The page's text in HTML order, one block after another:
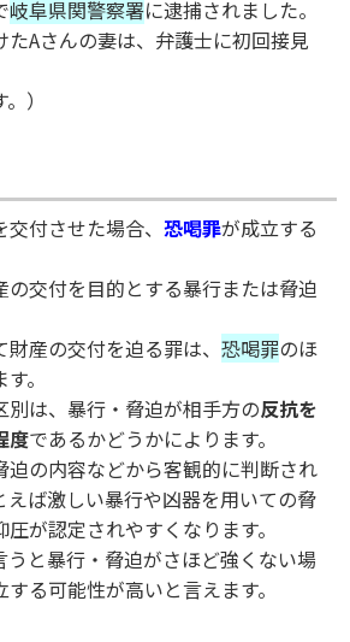
岐阜県関警察署に逮捕されました。
Aさんの妻は、弁護士に初回接見
）
交付させた場合、恐喝罪が成立する
の交付を目的とする暴行または脅迫
財産の交付を迫る罪は、恐喝罪のほ
。
別は、暴行・脅迫が相手方の反抗を
度であるかどうかによります。
迫の内容などから客観的に判断され
えば激しい暴行や凶器を用いての脅
が認定されやすくなります。
うと暴行・脅迫がさほど強くない場
する可能性が高いと言えます。